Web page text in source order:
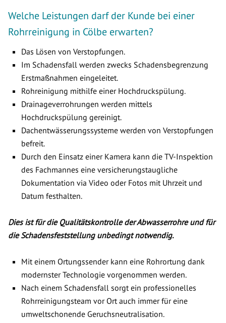
Welche Leistungen darf der Kunde bei einer
Rohrreinigung in Cölbe erwarten?
Das Lösen von Verstopfungen.
Im Schadensfall werden zwecks Schadensbegrenzung
Erstmaßnahmen eingeleitet.
Rohreinigung mithilfe einer Hochdruckspülung.
Drainageverrohrungen werden mittels
Hochdruckspülung gereinigt.
Dachentwässerungssysteme werden von Verstopfungen
befreit.
Durch den Einsatz einer Kamera kann die TV-Inspektion
des Fachmannes eine versicherungstaugliche
Dokumentation via Video oder Fotos mit Uhrzeit und
Datum festhalten.
Dies ist für die Qualitätskontrolle der Abwasserrohre und für
die Schadensfeststellung unbedingt notwendig.
Mit einem Ortungssender kann eine Rohrortung dank
modernster Technologie vorgenommen werden.
Nach einem Schadensfall sorgt ein professionelles
Rohrreinigungsteam vor Ort auch immer für eine
umweltschonende Geruchsneutralisation.